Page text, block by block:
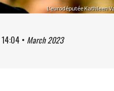
L’eurodéputée Kathleen
14:04 • March 2023